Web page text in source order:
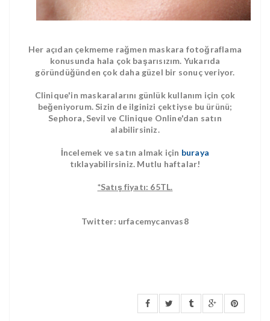
Her açıdan çekmeme rağmen maskara fotoğraflama
konusunda hala çok başarısızım. Yukarıda
göründüğünden çok daha güzel bir sonuç veriyor.
Clinique'in maskaralarını günlük kullanım için çok
beğeniyorum. Sizin de ilginizi çektiyse bu ürünü;
Sephora, Sevil ve Clinique Online'dan satın
alabilirsiniz.
İncelemek ve satın almak için buraya
tıklayabilirsiniz. Mutlu haftalar!
*Satış fiyatı: 65TL.
Twitter: urfacemycanvas8